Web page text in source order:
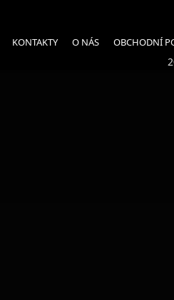
KONTAKTY O NÁS OBCHODNÍ